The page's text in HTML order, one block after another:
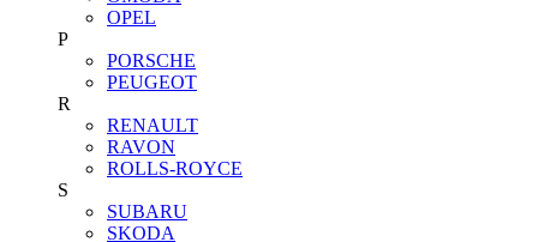
OPEL
P
PORSCHE
PEUGEOT
R
RENAULT
RAVON
ROLLS-ROYCE
S
SUBARU
SKODA